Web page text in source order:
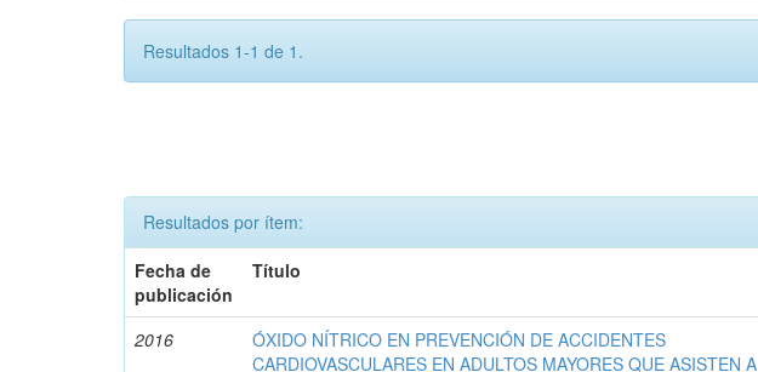
Resultados 1-1 de 1.
Resultados por ítem:
Fecha de
publicación
Título
2016
ÓXIDO NÍTRICO EN PREVENCIÓN DE ACCIDENTES
CARDIOVASCULARES EN ADULTOS MAYORES QUE ASISTEN A